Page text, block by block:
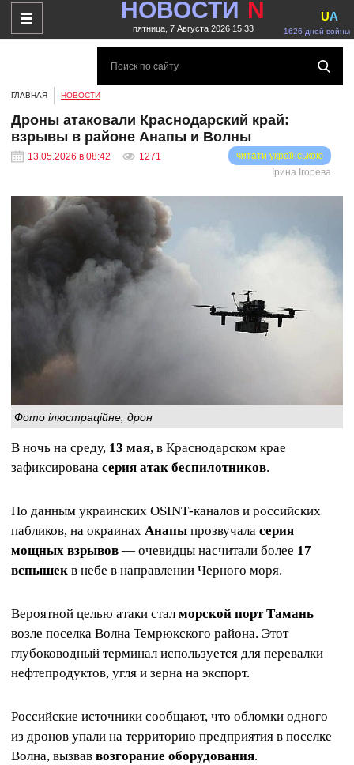
НОВОСТИ N
пятница, 7 Августа 2026 15:33 1626 дней войны
UA
ГЛАВНАЯ НОВОСТИ
Дроны атаковали Краснодарский край:
взрывы в районе Анапы и Волны
13.05.2026 в 08:42 1271
читати українською
Ірина Ігорева
Фото ілюстраційне, дрон
В ночь на среду, 13 мая, в Краснодарском крае
зафиксирована серия атак беспилотников.
По данным украинских OSINT‑каналов и российских
пабликов, на окраинах Анапы прозвучала серия
мощных взрывов — очевидцы насчитали более 17
вспышек в небе в направлении Черного моря.
Вероятной целью атаки стал морской порт Тамань
возле поселка Волна Темрюкского района. Этот
глубоководный терминал используется для перевалки
нефтепродуктов, угля и зерна на экспорт.
Российские источники сообщают, что обломки одного
из дронов упали на территорию предприятия в поселке
Волна, вызвав возгорание оборудования.